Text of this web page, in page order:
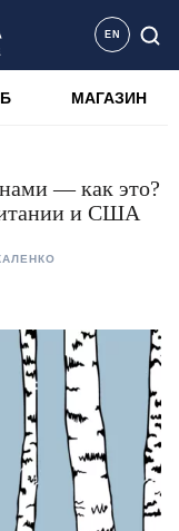
EN
МАГАЗИН
— как это?
и США